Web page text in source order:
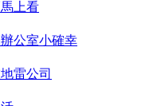
上看
公室小確幸
雷公司